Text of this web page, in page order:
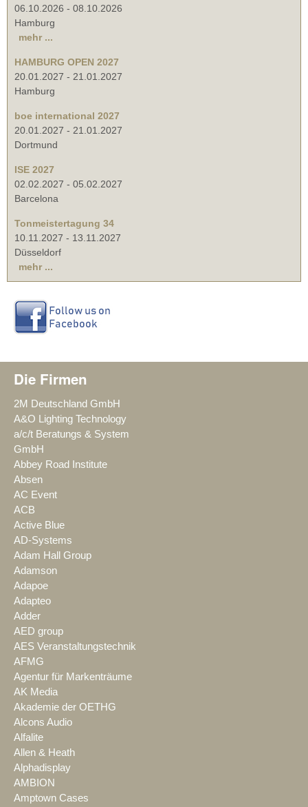
06.10.2026 - 08.10.2026
Hamburg
mehr ...
HAMBURG OPEN 2027
20.01.2027 - 21.01.2027
Hamburg
boe international 2027
20.01.2027 - 21.01.2027
Dortmund
ISE 2027
02.02.2027 - 05.02.2027
Barcelona
Tonmeistertagung 34
10.11.2027 - 13.11.2027
Düsseldorf
mehr ...
Die Firmen
2M Deutschland GmbH
A&O Lighting Technology
a/c/t Beratungs & System
GmbH
Abbey Road Institute
Absen
AC Event
ACB
Active Blue
AD-Systems
Adam Hall Group
Adamson
Adapoe
Adapteo
Adder
AED group
AES Veranstaltungstechnik
AFMG
Agentur für Markenträume
AK Media
Akademie der OETHG
Alcons Audio
Alfalite
Allen & Heath
Alphadisplay
AMBION
Amptown Cases